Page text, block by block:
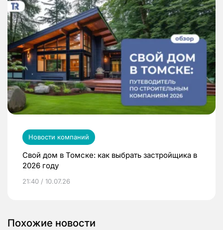
Новости компаний
Свой дом в Томске: как выбрать застройщика в
2026 году
21:40 / 10.07.26
Похожие новости